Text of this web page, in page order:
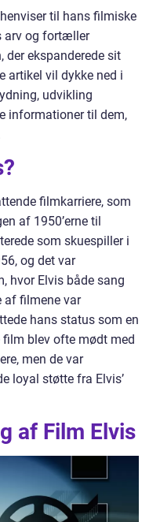
til hans filmiske
arv og fortæller
der ekspanderede sit
artikel vil dykke ned i
udvikling
informationer til dem,
filmkarriere, som
af 1950’erne til
som skuespiller i
og det var
hvor Elvis både sang
af filmene var
hans status som en
blev ofte mødt med
men de var
loyal støtte fra Elvis’
af Film Elvis